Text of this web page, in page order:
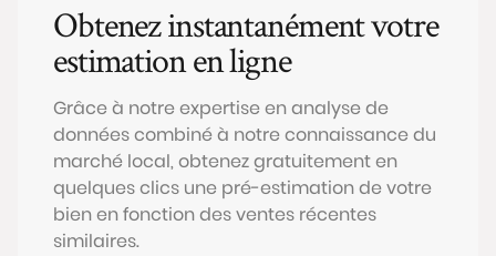
Obtenez instantanément votre
estimation en ligne
Grâce à notre expertise en analyse de
données combiné à notre connaissance du
marché local, obtenez gratuitement en
quelques clics une pré-estimation de votre
bien en fonction des ventes récentes
similaires.